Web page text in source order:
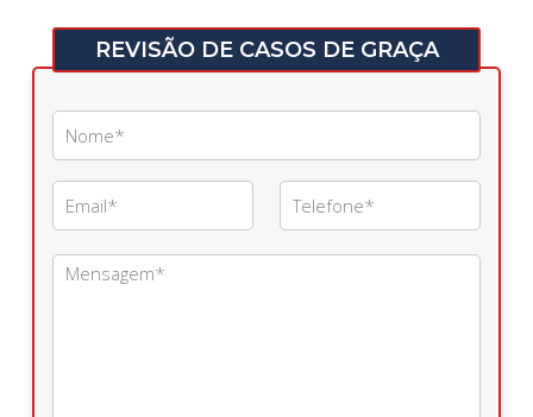
REVISÃO DE CASOS DE GRAÇA